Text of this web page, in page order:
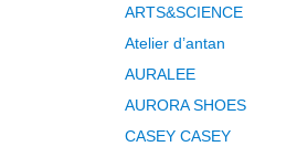
ARTS&SCIENCE
Atelier d’antan
AURALEE
AURORA SHOES
CASEY CASEY